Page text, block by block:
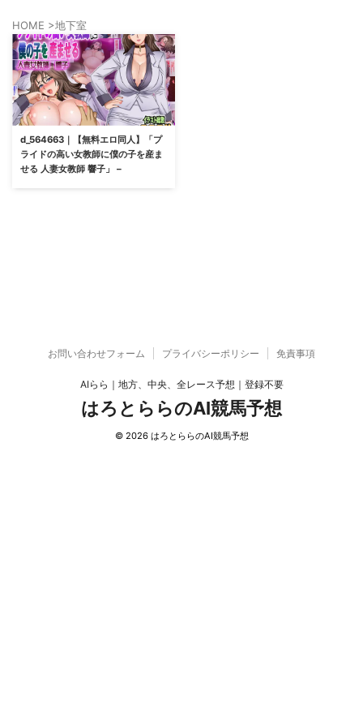
HOME >地下室
d_564663｜【無料エロ同人】「プ
ライドの高い女教師に僕の子を産ま
せる 人妻女教師 響子」 –
お問い合わせフォーム プライバシーポリシー 免責事項
AIらら｜地方、中央、全レース予想｜登録不要
はろとららのAI競馬予想
© 2026 はろとららのAI競馬予想